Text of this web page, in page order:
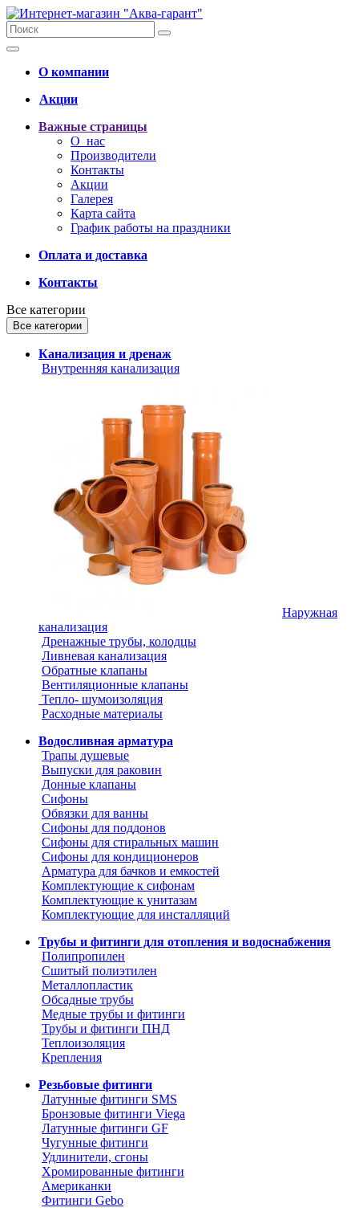
О компании
Акции
Важные страницы
О нас
Производители
Контакты
Акции
Галерея
Карта сайта
График работы на праздники
Оплата и доставка
Контакты
Все категории
Все категории
Канализация и дренаж
Внутренняя канализация
Наружная
канализация
Дренажные трубы, колодцы
Ливневая канализация
Обратные клапаны
Вентиляционные клапаны
Тепло- шумоизоляция
Расходные материалы
Водосливная арматура
Трапы душевые
Выпуски для раковин
Донные клапаны
Сифоны
Обвязки для ванны
Сифоны для поддонов
Сифоны для стиральных машин
Сифоны для кондиционеров
Арматура для бачков и емкостей
Комплектующие к сифонам
Комплектующие к унитазам
Комплектующие для инсталляций
Трубы и фитинги для отопления и водоснабжения
Полипропилен
Сшитый полиэтилен
Металлопластик
Обсадные трубы
Медные трубы и фитинги
Трубы и фитинги ПНД
Теплоизоляция
Крепления
Резьбовые фитинги
Латунные фитинги SMS
Бронзовые фитинги Viega
Латунные фитинги GF
Чугунные фитинги
Удлинители, сгоны
Хромированные фитинги
Американки
Фитинги Gebo